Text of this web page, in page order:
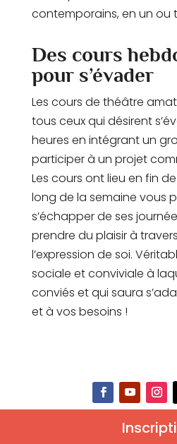
contemporains, en un ou
Des cours
pour s’évader
Les cours de théâtre
tous ceux qui désirent
heures en intégrant un
participer à un projet
Les cours ont lieu en fin
long de la semaine vous
s’échapper de ses
prendre du plaisir à
l’expression de soi.
sociale et conviviale à
conviés et qui saura
et à vos besoins !